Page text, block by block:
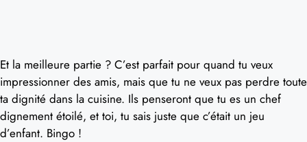
Et la meilleure partie ? C’est parfait pour quand tu veux
impressionner des amis, mais que tu ne veux pas perdre toute
ta dignité dans la cuisine. Ils penseront que tu es un chef
dignement étoilé, et toi, tu sais juste que c’était un jeu
d’enfant. Bingo !